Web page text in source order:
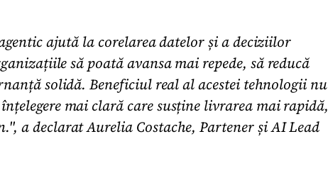
ajută la corelarea datelor și a deciziilor
să poată avansa mai repede, să reducă
solidă. Beneficiul real al acestei tehnologii nu
mai clară care susține livrarea mai rapidă,
a declarat Aurelia Costache, Partener și AI Lead